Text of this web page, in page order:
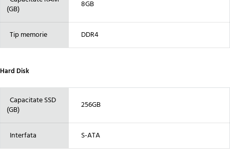
(GB)
8GB
Tip memorie DDR4
Hard Disk
Capacitate SSD
(GB)
256GB
Interfata S-ATA